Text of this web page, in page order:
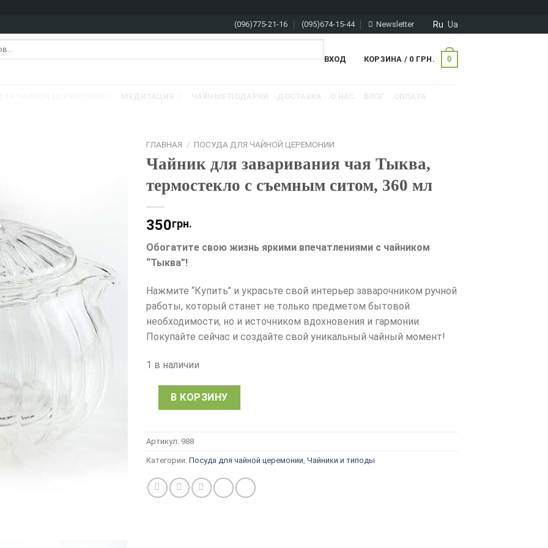
(096)775-21-16 (095)674-15-44 Newsletter Ru Ua
ВХОД КОРЗИНА / 0 ГРН. 0
ГЛАВНАЯ / ПОСУДА ДЛЯ ЧАЙНОЙ ЦЕРЕМОНИИ
Чайник для заваривания чая Тыква,
термостекло с съемным ситом, 360 мл
350грн.
Обогатите свою жизнь яркими впечатлениями с чайником
“Тыква”!
Нажмите “Купить” и украсьте свой интерьер заварочником ручной
работы, который станет не только предметом бытовой
необходимости, но и источником вдохновения и гармонии.
Покупайте сейчас и создайте свой уникальный чайный момент!
1 в наличии
В КОРЗИНУ
Артикул: 988
Категории: Посуда для чайной церемонии, Чайники и типоды